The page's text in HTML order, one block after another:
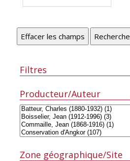
Effacer les champs Recherche
Filtres
Producteur/Auteur
Zone géographique/Site